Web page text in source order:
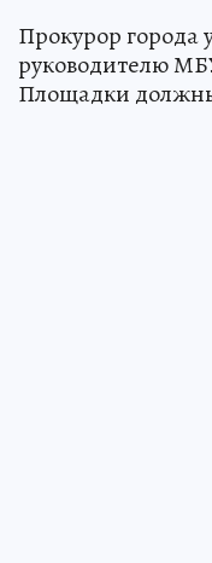
Прокурор города
руководителю
Площадки